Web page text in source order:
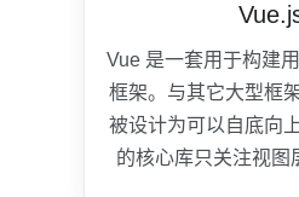
Vue 是一套用于构建
框架。与其它大型框
被设计为可以自底向
的核心库只关注视图